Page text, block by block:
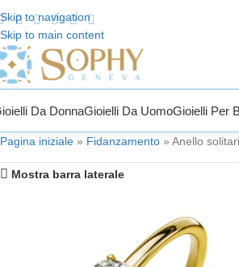
Skip to navigation
Skip to main content
a Sophy Jewelry
Da DonnaGioielli Da UomoGioielli Per
Pagina iniziale » Fidanzamento » Anello
Mostra barra laterale